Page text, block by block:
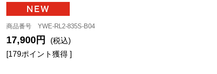
商品番号 YWE-RL2-835S-B04
17,900円
(税込)
[179ポイント獲得 ]